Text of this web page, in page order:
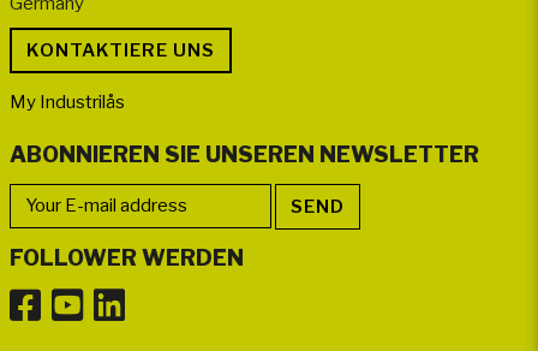
My Industrilås
ABONNIEREN SIE UNSEREN NEWSLETTER
FOLLOWER WERDEN